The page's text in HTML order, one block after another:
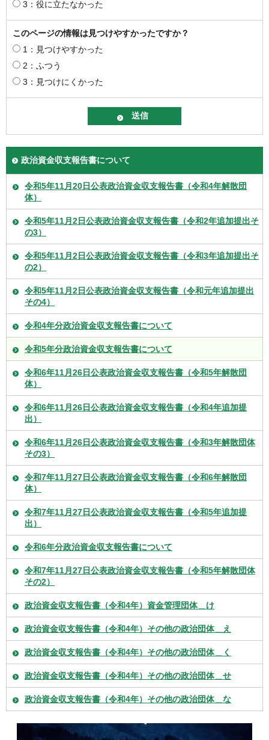
3：役に立たなかった
このページの情報は見つけやすかったですか？
1：見つけやすかった
2：ふつう
3：見つけにくかった
政治資金収支報告書について
令和5年11月20日公表政治資金収支報告書（令和4年解散団
体）
令和5年11月2日公表政治資金収支報告書（令和2年追加提出そ
の3）
令和5年11月2日公表政治資金収支報告書（令和3年追加提出そ
の2）
令和5年11月2日公表政治資金収支報告書（令和元年追加提出
その4）
令和4年分政治資金収支報告書について
令和5年分政治資金収支報告書について
令和6年11月26日公表政治資金収支報告書（令和5年解散団
体）
令和6年11月26日公表政治資金収支報告書（令和4年追加提
出）
令和6年11月26日公表政治資金収支報告書（令和3年解散団体
その3）
令和7年11月27日公表政治資金収支報告書（令和6年解散団
体）
令和7年11月27日公表政治資金収支報告書（令和5年追加提
出）
令和6年分政治資金収支報告書について
令和7年11月27日公表政治資金収支報告書（令和5年解散団体
その2）
政治資金収支報告書（令和4年）資金管理団体＿け
政治資金収支報告書（令和4年）その他の政治団体＿え
政治資金収支報告書（令和4年）その他の政治団体＿く
政治資金収支報告書（令和4年）その他の政治団体＿せ
政治資金収支報告書（令和4年）その他の政治団体＿な